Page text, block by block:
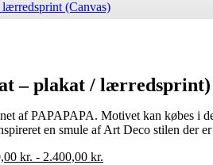
– plakat / lærredsprint)
af PAPAPAPA. Motivet kan købes i
en smule af Art Deco stilen der
kr. - 2.400,00 kr.